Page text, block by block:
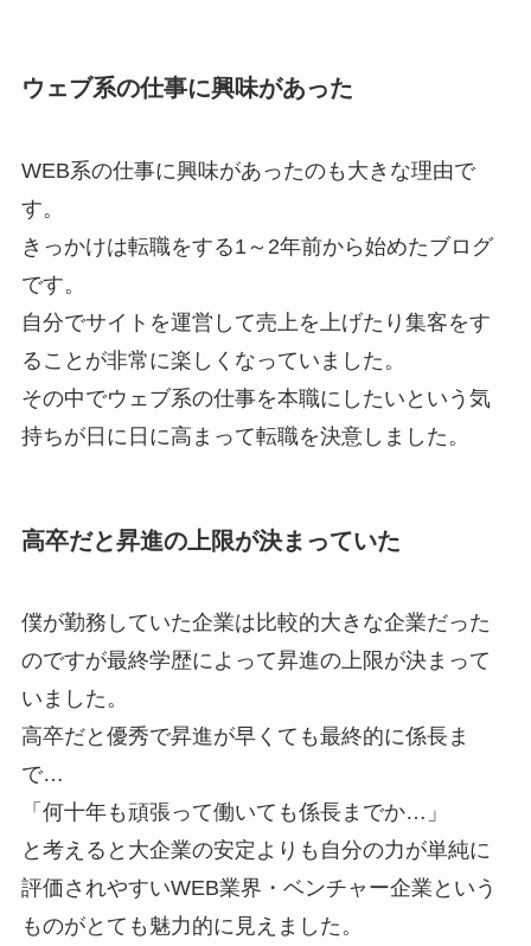
ウェブ系の仕事に興味があった
WEB系の仕事に興味があったのも大きな理由で
す。
きっかけは転職をする1～2年前から始めたブログ
です。
自分でサイトを運営して売上を上げたり集客をす
ることが非常に楽しくなっていました。
その中でウェブ系の仕事を本職にしたいという気
持ちが日に日に高まって転職を決意しました。
高卒だと昇進の上限が決まっていた
僕が勤務していた企業は比較的大きな企業だった
のですが最終学歴によって昇進の上限が決まって
いました。
高卒だと優秀で昇進が早くても最終的に係長ま
で…
「何十年も頑張って働いても係長までか…」
と考えると大企業の安定よりも自分の力が単純に
評価されやすいWEB業界・ベンチャー企業という
ものがとても魅力的に見えました。